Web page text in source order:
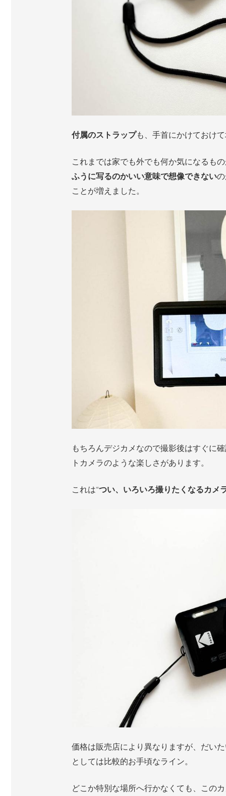
付属のストラップも、手首にかけておけ
これまでは家でも外でも何か気になるも
ふうに写るのかいい意味で想像できない
ことが増えました。
もちろんデジカメなので撮影後はすぐに
トカメラのような楽しさがあります。
これは“つい、いろいろ撮りたくなるカメ
価格は販売店により異なりますが、だい
としては比較的お手頃なライン。
どこか特別な場所へ行かなくても、この